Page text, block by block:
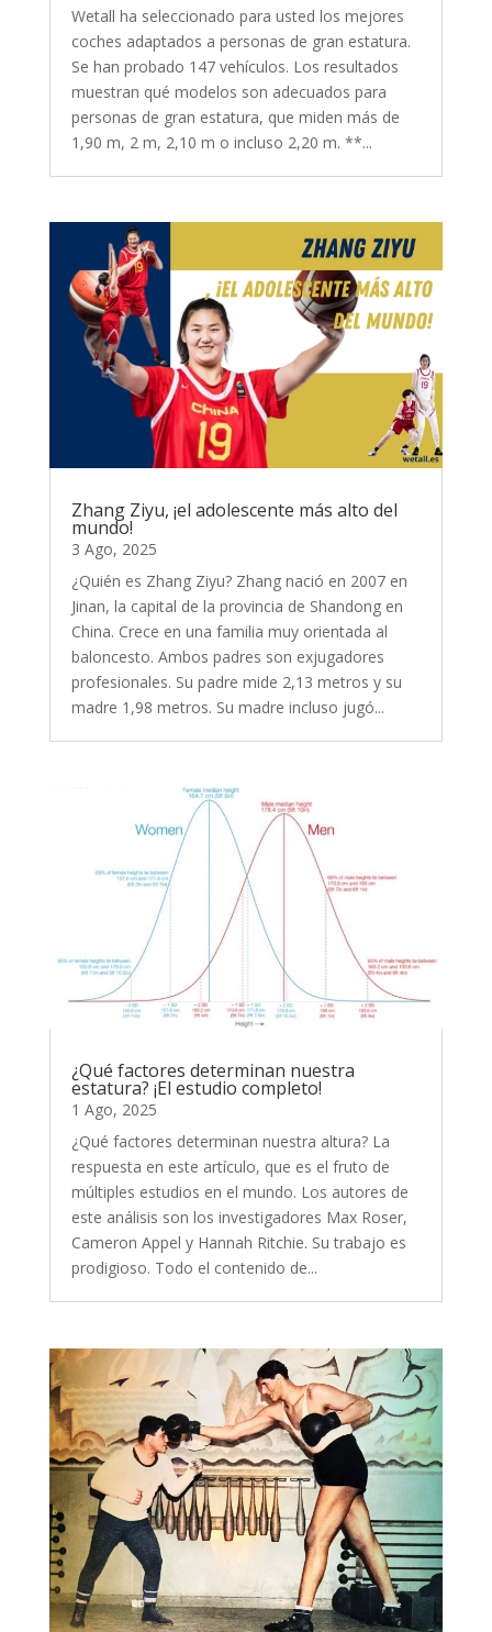
Wetall ha seleccionado para usted los mejores
coches adaptados a personas de gran estatura.
Se han probado 147 vehículos. Los resultados
muestran qué modelos son adecuados para
personas de gran estatura, que miden más de
1,90 m, 2 m, 2,10 m o incluso 2,20 m. **...
Zhang Ziyu, ¡el adolescente más alto del
mundo!
3 Ago, 2025
¿Quién es Zhang Ziyu? Zhang nació en 2007 en
Jinan, la capital de la provincia de Shandong en
China. Crece en una familia muy orientada al
baloncesto. Ambos padres son exjugadores
profesionales. Su padre mide 2,13 metros y su
madre 1,98 metros. Su madre incluso jugó...
¿Qué factores determinan nuestra
estatura? ¡El estudio completo!
1 Ago, 2025
¿Qué factores determinan nuestra altura? La
respuesta en este artículo, que es el fruto de
múltiples estudios en el mundo. Los autores de
este análisis son los investigadores Max Roser,
Cameron Appel y Hannah Ritchie. Su trabajo es
prodigioso. Todo el contenido de...